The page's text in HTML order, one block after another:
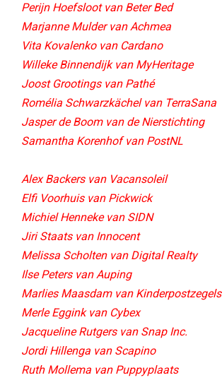
Perijn Hoefsloot van Beter Bed​
Marjanne Mulder van Achmea
Vita Kovalenko van Cardano
Willeke Binnendijk van MyHeritage
Joost Grootings van Pathé
Romélia Schwarzkächel van TerraSana
Jasper de Boom van de Nierstichting
Samantha Korenhof van PostNL
Alex Backers van Vacansoleil
Elfi Voorhuis van Pickwick
Michiel Henneke van SIDN
Jiri Staats van Innocent
Melissa Scholten van Digital Realty
Ilse Peters van Auping
Marlies Maasdam van Kinderpostzegels
Merle Eggink van Cybex
Jacqueline Rutgers van Snap Inc.
Jordi Hillenga van Scapino
Ruth Mollema van Puppyplaats